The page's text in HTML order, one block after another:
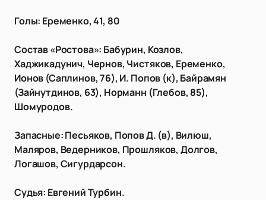
Голы: Еременко, 41, 80
Состав «Ростова»: Бабурин, Козлов,
Хаджикадунич, Чернов, Чистяков, Еременко,
Ионов (Саплинов, 76), И. Попов (к), Байрамян
(Зайнутдинов, 63), Норманн (Глебов, 85),
Шомуродов.
Запасные: Песьяков, Попов Д. (в), Вилюш,
Маляров, Ведерников, Прошляков, Долгов,
Логашов, Сигурдарсон.
Судья: Евгений Турбин.